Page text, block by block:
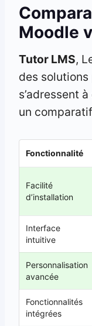
Moodle
Tutor LMS,
des
s’adressent
un
Fonctionnalité
Facilité
d’installation
Interface
intuitive
Personnalisation
avancée
Fonctionnalités
intégrées